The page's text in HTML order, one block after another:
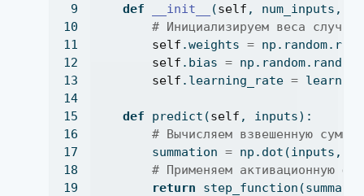
def
__init__ (self , num_inputs,
# Инициализируем веса
self .weights =
self .bias = np.random.rand(
self .learning_rate =
def predict(self , inputs):
# Вычисляем взвешенную сумму
        summation
= np.dot(inputs,
# Применяем активационную
return